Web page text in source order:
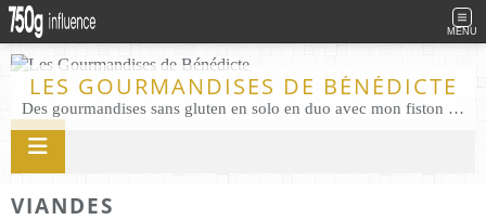
MENU
LES GOURMANDISES DE BÉNÉDICTE
Des gourmandises sans gluten en solo en duo avec mon fiston . Salé comme Sucré sans gluten éco responsable Les Gourmandises de Bénédicte gâteau produits locaux
VIANDES